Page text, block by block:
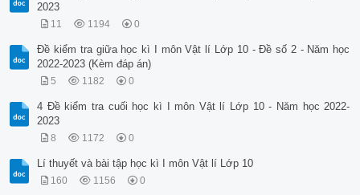
2023
11 1194 0
Đề kiểm tra giữa học kì I môn Vật lí Lớp 10 - Đề số 2 - Năm học
2022-2023 (Kèm đáp án)
5 1182 0
4 Đề kiểm tra cuối học kì I môn Vật lí Lớp 10 - Năm học 2022-
2023
8 1172 0
Lí thuyết và bài tập học kì I môn Vật lí Lớp 10
160 1156 0